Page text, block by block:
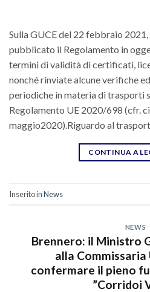
Sulla GUCE del 22 febbraio 2021,
pubblicato il Regolamento in
termini di validità di certificati,
nonché rinviate alcune verifiche
periodiche in materia di trasporti
Regolamento UE 2020/698 (cfr.
maggio2020).Riguardo al
CONTINUA A
Inserito inNews
NEWS
Brennero: il Ministro
alla Commissaria
confermare il pieno
”Corridoi